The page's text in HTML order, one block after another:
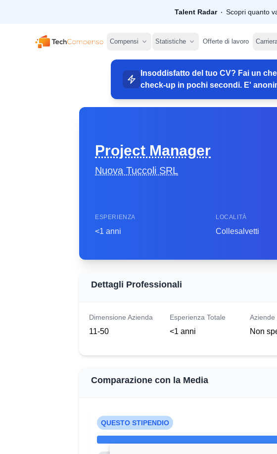
Talent Radar Scopri quanto
TechCompenso
Compensi Statistiche Offerte di lavoro
Insoddisfatto del tuo CV? Fai un
check-up in pochi secondi. E'
Project Manager
Nuova Tuccoli SRL
ESPERIENZA
<1 anni
LOCALITÀ
Collesalvetti
Dettagli Professionali
Dimensione Azienda
11-50
Esperienza Totale
<1 anni
Aziende
Non
Comparazione con la Media
QUESTO STIPENDIO